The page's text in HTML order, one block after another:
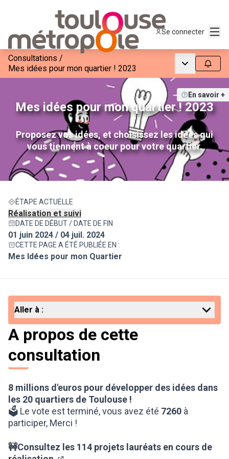
Se connecter
Consultations /
Mes idées pour mon quartier ! 2023
Menu Suivre
En savoir +
Mes idées pour mon quartier ! 2023
Proposez vos idées, et choisissez les idées qui
vous tiennent à coeur pour votre quartier.
ÉTAPE ACTUELLE
Réalisation et suivi
DATE DE DÉBUT / DATE DE FIN
01 juin 2024 / 04 juil. 2024
CETTE PAGE A ÉTÉ PUBLIÉE EN :
Mes Idées pour mon Quartier
A propos de cette
consultation
8 millions d'euros pour développer des idées dans
les 20 quartiers de Toulouse !
🗳️ Le vote est terminé, vous avez été 7260 à
participer, Merci !
🚧Consultez les 114 projets lauréats en cours de
Aller à :